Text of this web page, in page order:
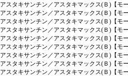
アスタキサンチン／アスタキマックス(Ｂ)【モ
アスタキサンチン／アスタキマックス(Ｂ)【モ
アスタキサンチン／アスタキマックス(Ｂ)【モ
アスタキサンチン／アスタキマックス(Ｂ)【モ
アスタキサンチン／アスタキマックス(Ｂ)【モ
アスタキサンチン／アスタキマックス(Ｂ)【モ
アスタキサンチン／アスタキマックス(Ｂ)【モ
アスタキサンチン／アスタキマックス(Ｂ)【モ
アスタキサンチン／アスタキマックス(Ｂ)【モ